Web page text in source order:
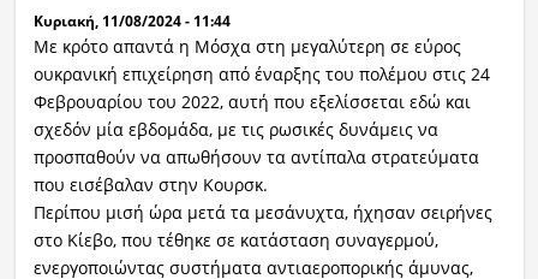
Κυριακή, 11/08/2024 - 11:44
Mε κρότο απαντά η Μόσχα στη μεγαλύτερη σε εύρος
ουκρανική επιχείρηση από έναρξης του πολέμου στις 24
Φεβρουαρίου του 2022, αυτή που εξελίσσεται εδώ και
σχεδόν μία εβδομάδα, με τις ρωσικές δυνάμεις να
προσπαθούν να απωθήσουν τα αντίπαλα στρατεύματα
που εισέβαλαν στην Κουρσκ.
Περίπου μισή ώρα μετά τα μεσάνυχτα, ήχησαν σειρήνες
στο Κίεβο, που τέθηκε σε κατάσταση συναγερμού,
ενεργοποιώντας συστήματα αντιαεροπορικής άμυνας,